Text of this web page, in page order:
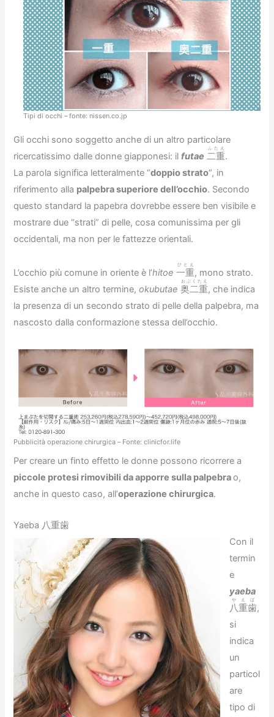
Tipi di occhi – fonte: nissen.co.jp
Gli occhi sono soggetto anche di un altro particolare
ricercatissimo dalle donne giapponesi: ilfutae 二重
ふたえ
.
La parola significa letteralmente “doppio strato“, in
riferimento alla palpebra superiore dell’occhio. Secondo
questo standard la papebra dovrebbe essere ben visibile e
mostrare due “strati” di pelle, cosa comunissima per gli
occidentali, ma non per le fattezze orientali.
L’occhio più comune in oriente è l’hitoe 一重
ひとえ
, mono strato.
Esiste anche un altro termine,okubutae 奥二重
おぶくたえ
, che indica
la presenza di un secondo strato di pelle della palpebra, ma
nascosto dalla conformazione stessa dell’occhio.
Pubblicità operazione chirurgica – Fonte: clinicfor.life
Per creare un finto effetto le donne possono ricorrere a
piccole protesi rimovibili da apporre sulla palpebrao,
anche in questo caso, all’operazione chirurgica.
Yaeba 八重歯
Con il
termin
e
yaeba
八重歯
やえば
,
si
indica
un
particol
are
tipo di